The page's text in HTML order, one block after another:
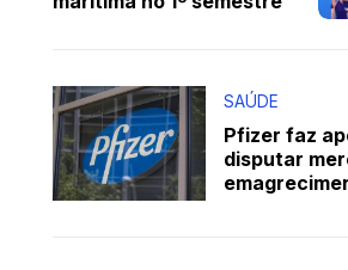
SAÚDE
Pfizer faz
disputar